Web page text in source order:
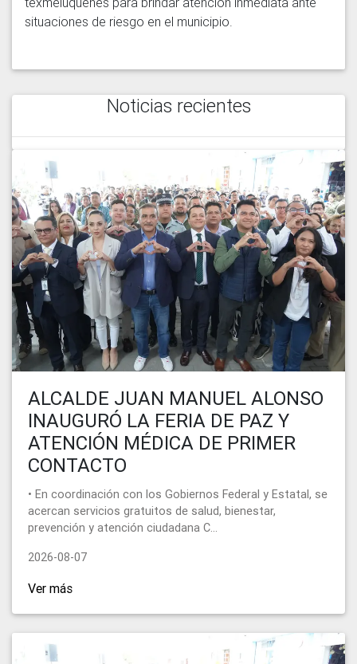
situaciones de riesgo en el municipio.
Noticias recientes
ALCALDE JUAN MANUEL ALONSO
INAUGURÓ LA FERIA DE PAZ Y
ATENCIÓN MÉDICA DE PRIMER
CONTACTO
• En coordinación con los Gobiernos Federal y Estatal, se
acercan servicios gratuitos de salud, bienestar,
prevención y atención ciudadana C...
2026-08-07
Ver más